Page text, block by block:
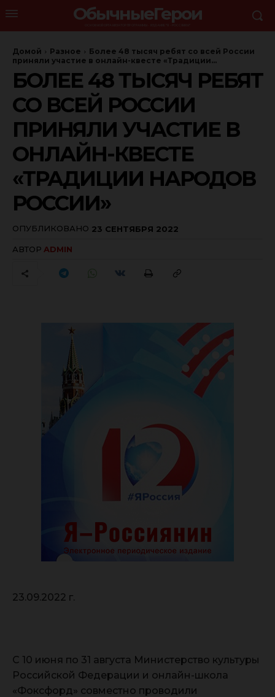
ОбычныеГерои
Домой Разное
Более 48 тысяч ребят со всей России
приняли участие в онлайн-квесте «Традиции...
БОЛЕЕ 48 ТЫСЯЧ РЕБЯТ
СО ВСЕЙ РОССИИ
ПРИНЯЛИ УЧАСТИЕ В
ОНЛАЙН-КВЕСТЕ
«ТРАДИЦИИ НАРОДОВ
РОССИИ»
ОПУБЛИКОВАНО 23 СЕНТЯБРЯ 2022
АВТОР ADMIN
23.09.2022 г.
С 10 июня по 31 августа Министерство культуры
Российской Федерации и онлайн-школа
«Фоксфорд» совместно проводили